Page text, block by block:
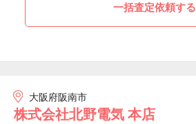
一括査定依頼する
大阪府阪南市
株式会社北野電気 本店